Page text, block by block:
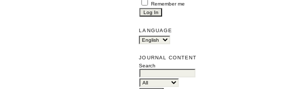
Remember me
LANGUAGE
JOURNAL CONTENT
Search